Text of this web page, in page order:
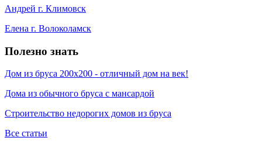
Андрей г. Климовск
Елена г. Волоколамск
Полезно знать
Дом из бруса 200х200 - отличный дом на век!
Дома из обычного бруса с мансардой
Строительство недорогих домов из бруса
Все статьи